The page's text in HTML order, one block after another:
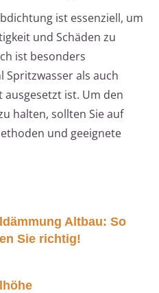
ist essenziell, um
und Schäden zu
ist besonders
Spritzwasser als auch
ist. Um den
halten, sollten Sie auf
und geeignete
Altbau: So
Sie richtig!